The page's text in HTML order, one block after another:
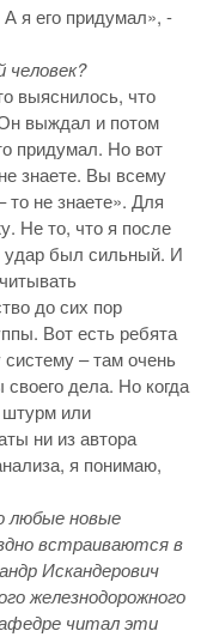
я его придумал», -
выяснилось, что
Он выждал и потом
придумал. Но вот
знаете. Вы всему
то не знаете». Для
Не то, что я после
удар был сильный. И
до сих пор
Вот есть ребята
– там очень
дела. Но когда
штурм или
ни из автора
я понимаю,
любые новые
встраиваются в
Искандерович
железнодорожного
читал эти